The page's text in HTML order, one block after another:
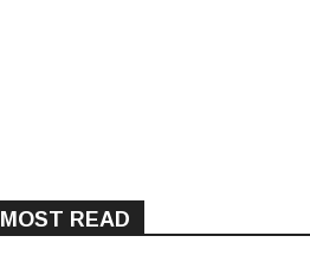
MOST READ